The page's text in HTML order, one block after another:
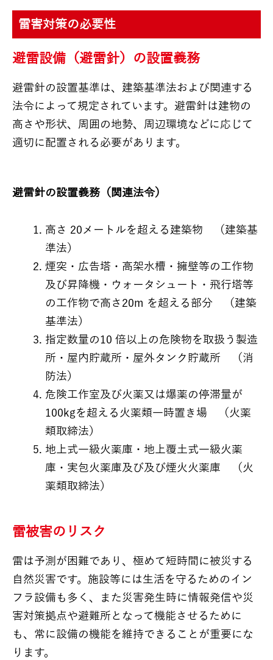
雷害対策の必要性
避雷設備（避雷針）の設置義務
避雷針の設置基準は、建築基準法および関連する
法令によって規定されています。避雷針は建物の
高さや形状、周囲の地勢、周辺環境などに応じて
適切に配置される必要があります。
避雷針の設置義務（関連法令）
高さ 20メートルを超える建築物 （建築基
準法）
煙突・広告塔・高架水槽・擁壁等の工作物
及び昇降機・ウォータシュート・飛行塔等
の工作物で高さ20m を超える部分 （建築
基準法）
指定数量の10 倍以上の危険物を取扱う製造
所・屋内貯蔵所・屋外タンク貯蔵所 （消
防法）
危険工作室及び火薬又は爆薬の停滞量が
100kgを超える火薬類一時置き場 （火薬
類取締法）
地上式一級火薬庫・地上覆土式一級火薬
庫・実包火薬庫及び及び煙火火薬庫 （火
薬類取締法）
雷被害のリスク
雷は予測が困難であり、極めて短時間に被災する
自然災害です。施設等には生活を守るためのイン
フラ設備も多く、また災害発生時に情報発信や災
害対策拠点や避難所となって機能させるために
も、常に設備の機能を維持できることが重要にな
ります。